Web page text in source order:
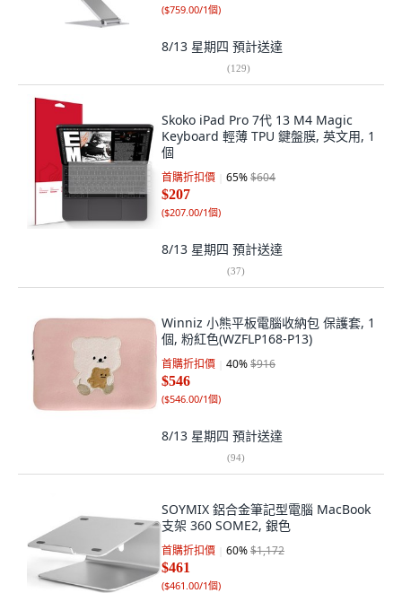
($759.00/1個)
8/13 星期四 預計送達
(129)
Skoko iPad Pro 7代 13 M4 Magic
Keyboard 輕薄 TPU 鍵盤膜, 英文用, 1
個
首購折扣價 65%$604
$207
($207.00/1個)
8/13 星期四 預計送達
(37)
Winniz 小熊平板電腦收納包 保護套, 1
個, 粉紅色(WZFLP168-P13)
首購折扣價 40%$916
$546
($546.00/1個)
8/13 星期四 預計送達
(94)
SOYMIX 鋁合金筆記型電腦 MacBook
支架 360 SOME2, 銀色
首購折扣價 60%$1,172
$461
($461.00/1個)